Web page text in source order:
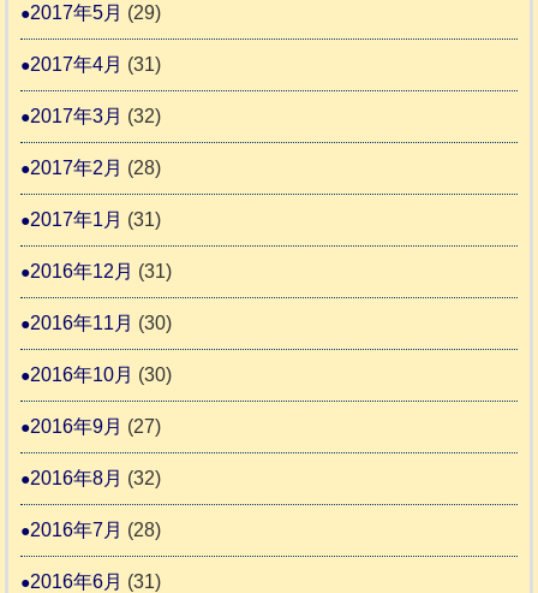
2017年5月 (29)
2017年4月 (31)
2017年3月 (32)
2017年2月 (28)
2017年1月 (31)
2016年12月 (31)
2016年11月 (30)
2016年10月 (30)
2016年9月 (27)
2016年8月 (32)
2016年7月 (28)
2016年6月 (31)